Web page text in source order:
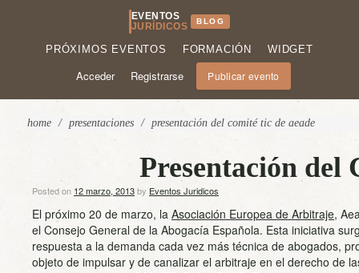
EVENTOS
JURÍDICOS
BLOG
PRÓXIMOS EVENTOS FORMACIÓN WIDGET
Acceder Registrarse Publicar evento
home / presentaciones / presentación del comité tic de aeade
Presentación del
Posted on 12 marzo, 2013by Eventos Juridicos
El próximo 20 de marzo, la Asociación Europea de Arbitraje,
el Consejo General de la Abogacía Española. Esta iniciativa
respuesta a la demanda cada vez más técnica de abogados,
objeto de impulsar y de canalizar el arbitraje en el derecho de